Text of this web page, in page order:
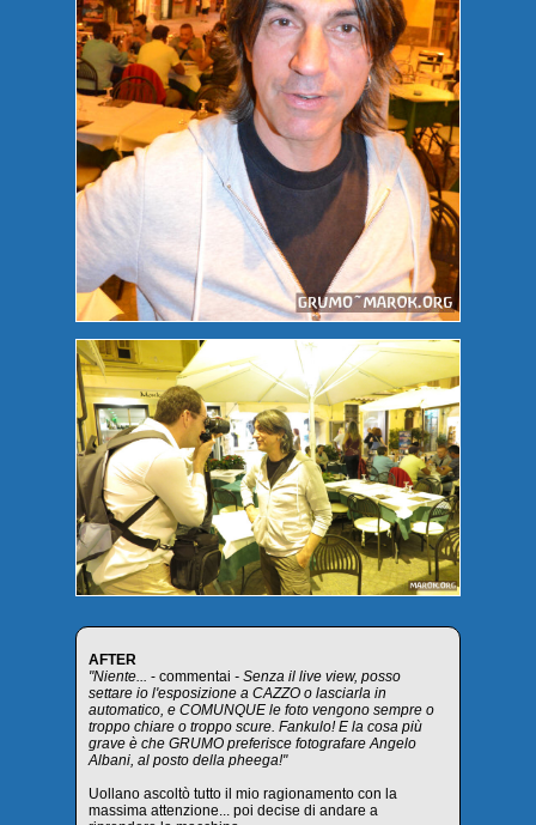
AFTER
"Niente... - commentai - Senza il live view, posso
settare io l'esposizione a CAZZO o lasciarla in
automatico, e COMUNQUE le foto vengono sempre o
troppo chiare o troppo scure. Fankulo! E la cosa più
grave è che GRUMO preferisce fotografare Angelo
Albani, al posto della pheega!"
Uollano ascoltò tutto il mio ragionamento con la
massima attenzione... poi decise di andare a